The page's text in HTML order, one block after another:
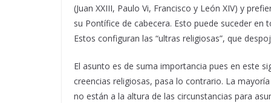
(Juan XXIII, Paulo Vi, Francisco y León XIV) y
su Pontífice de cabecera. Esto puede suceder en
Estos configuran las “ultras religiosas”, que
El asunto es de suma importancia pues en este
creencias religiosas, pasa lo contrario. La
no están a la altura de las circunstancias para